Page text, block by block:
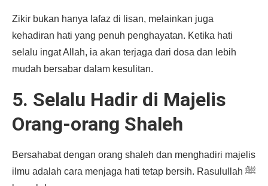
Zikir bukan hanya lafaz di lisan, melainkan juga
kehadiran hati yang penuh penghayatan. Ketika hati
selalu ingat Allah, ia akan terjaga dari dosa dan lebih
mudah bersabar dalam kesulitan.
5. Selalu Hadir di Majelis
Orang-orang Shaleh
Bersahabat dengan orang shaleh dan menghadiri majelis
ilmu adalah cara menjaga hati tetap bersih. Rasulullah ﷺ